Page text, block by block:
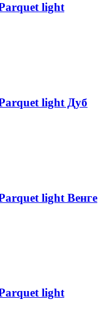
light
light Дуб
light Венге
light